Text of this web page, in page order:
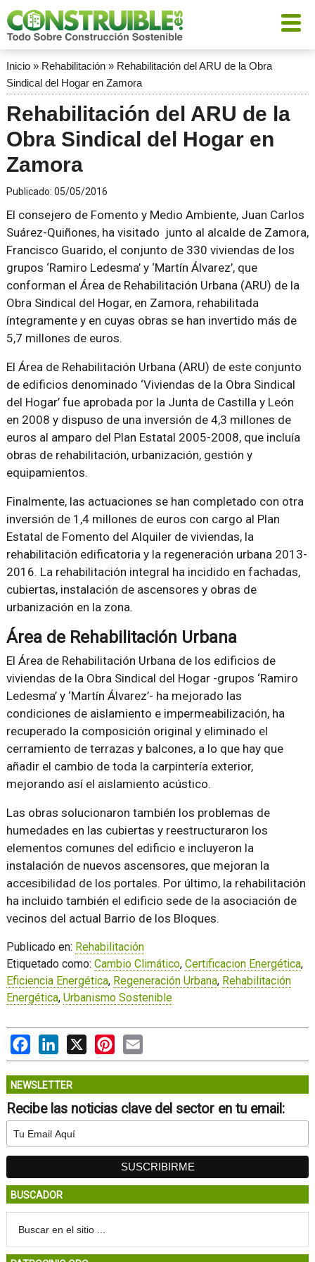
Inicio» Rehabilitación» Rehabilitación del ARU de la Obra
Sindical del Hogar en Zamora
Rehabilitación del ARU de la
Obra Sindical del Hogar en
Zamora
Publicado: 05/05/2016
El consejero de Fomento y Medio Ambiente, Juan Carlos
Suárez-Quiñones, ha visitado junto al alcalde de Zamora,
Francisco Guarido, el conjunto de 330 viviendas de los
grupos ‘Ramiro Ledesma’ y ‘Martín Álvarez’, que
conforman el Área de Rehabilitación Urbana (ARU) de la
Obra Sindical del Hogar, en Zamora, rehabilitada
íntegramente y en cuyas obras se han invertido más de
5,7 millones de euros.
El Área de Rehabilitación Urbana (ARU) de este conjunto
de edificios denominado ‘Viviendas de la Obra Sindical
del Hogar’ fue aprobada por la Junta de Castilla y León
en 2008 y dispuso de una inversión de 4,3 millones de
euros al amparo del Plan Estatal 2005-2008, que incluía
obras de rehabilitación, urbanización, gestión y
equipamientos.
Finalmente, las actuaciones se han completado con otra
inversión de 1,4 millones de euros con cargo al Plan
Estatal de Fomento del Alquiler de viviendas, la
rehabilitación edificatoria y la regeneración urbana 2013-
2016. La rehabilitación integral ha incidido en fachadas,
cubiertas, instalación de ascensores y obras de
urbanización en la zona.
Área de Rehabilitación Urbana
El Área de Rehabilitación Urbana de los edificios de
viviendas de la Obra Sindical del Hogar -grupos ‘Ramiro
Ledesma’ y ‘Martín Álvarez’- ha mejorado las
condiciones de aislamiento e impermeabilización, ha
recuperado la composición original y eliminado el
cerramiento de terrazas y balcones, a lo que hay que
añadir el cambio de toda la carpintería exterior,
mejorando así el aislamiento acústico.
Las obras solucionaron también los problemas de
humedades en las cubiertas y reestructuraron los
elementos comunes del edificio e incluyeron la
instalación de nuevos ascensores, que mejoran la
accesibilidad de los portales. Por último, la rehabilitación
ha incluido también el edificio sede de la asociación de
vecinos del actual Barrio de los Bloques.
Publicado en: Rehabilitación
Etiquetado como: Cambio Climático, Certificacion Energética,
Eficiencia Energética, Regeneración Urbana, Rehabilitación
Energética, Urbanismo Sostenible
FacebookLinkedIn
X PinterestEmail
NEWSLETTER
Recibe las noticias clave del sector en tu email:
BUSCADOR